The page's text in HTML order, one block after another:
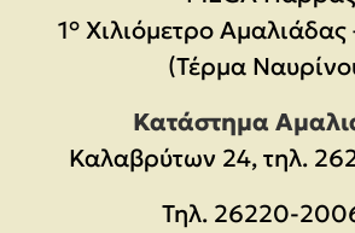
1° Χιλιόμετρο
(Τέρμα
Κατάστημα
Καλαβρύτων 24, τηλ.
Τηλ. 26220-